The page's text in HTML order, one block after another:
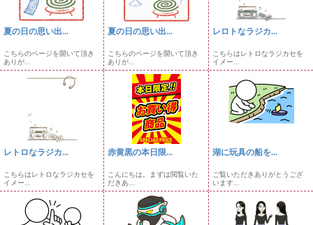
夏の日の思い出...
こちらのページを開いて頂き
ありが...
夏の日の思い出...
こちらのページを開いて頂き
ありが...
レロトなラジカ...
こちらはレトロなラジカセを
イメー...
レトロなラジカ...
こちらはレトロなラジカセを
イメー...
赤黄黒の本日限...
こんにちは。まずは閲覧いた
だきあ...
湖に玩具の船を...
ご覧いただきありがとうござ
います...